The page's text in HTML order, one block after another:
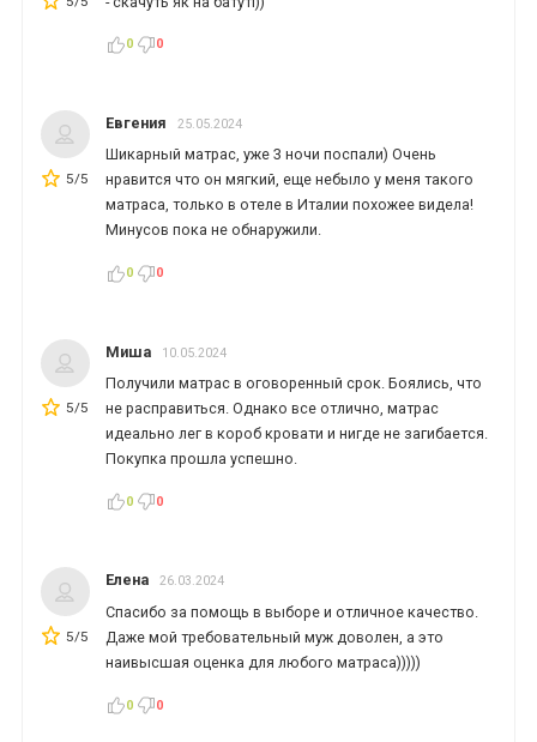
0 0
5/5
Евгения 25.05.2024
Шикарный матрас, уже 3 ночи поспали) Очень
нравится что он мягкий, еще небыло у меня такого
матраса, только в отеле в Италии похожее видела!
Минусов пока не обнаружили.
0 0
5/5
Миша 10.05.2024
Получили матрас в оговоренный срок. Боялись, что
не расправиться. Однако все отлично, матрас
идеально лег в короб кровати и нигде не загибается.
Покупка прошла успешно.
0 0
5/5
Елена 26.03.2024
Спасибо за помощь в выборе и отличное качество.
Даже мой требовательный муж доволен, а это
наивысшая оценка для любого матраса)))))
0 0
*
*
*
*
*
*